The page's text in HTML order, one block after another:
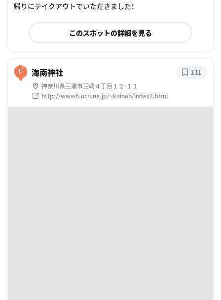
帰りにテイクアウトでいただきました！
このスポットの詳細を見る
F 海南神社
神奈川県三浦市三崎４丁目１２-１１
http://www6.ocn.ne.jp/~kainan/index2.html
111